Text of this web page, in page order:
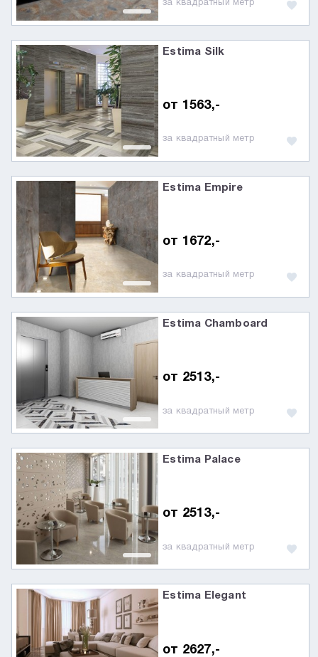
за квадратный метр
Estima Silk
от 1563,-
за квадратный метр
Estima Empire
от 1672,-
за квадратный метр
Estima Chamboard
от 2513,-
за квадратный метр
Estima Palace
от 2513,-
за квадратный метр
Estima Elegant
от 2627,-